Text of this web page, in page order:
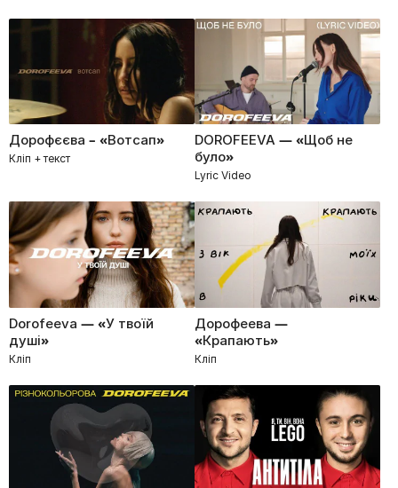
Дорофєєва – «Вотсап»
Кліп + текст
DOROFEEVA — «Щоб не
було»
Lyric Video
Dorofeeva — «У твоїй
душі»
Кліп
Дорофеева —
«Крапають»
Кліп